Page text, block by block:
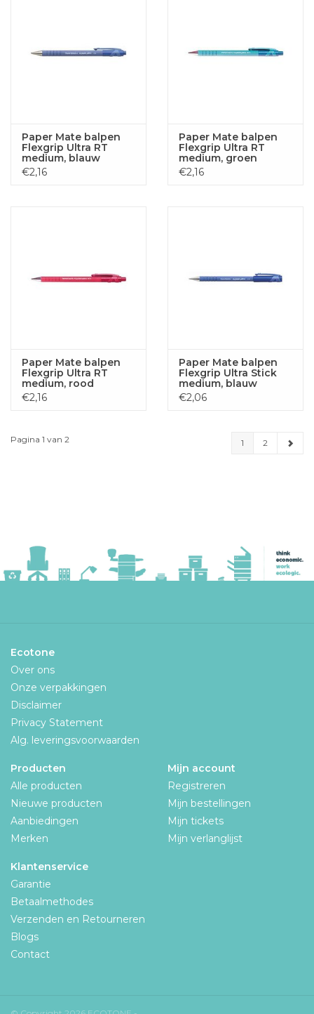
Paper Mate balpen
Flexgrip Ultra RT
medium, blauw
€2,16
Paper Mate balpen
Flexgrip Ultra RT
medium, groen
€2,16
Paper Mate balpen
Flexgrip Ultra RT
medium, rood
€2,16
Paper Mate balpen
Flexgrip Ultra Stick
medium, blauw
€2,06
Pagina 1 van 2 1 2
Ecotone
Over ons
Onze verpakkingen
Disclaimer
Privacy Statement
Alg. leveringsvoorwaarden
Producten
Alle producten
Nieuwe producten
Aanbiedingen
Merken
Mijn account
Registreren
Mijn bestellingen
Mijn tickets
Mijn verlanglijst
Klantenservice
Garantie
Betaalmethodes
Verzenden en Retourneren
Blogs
Contact